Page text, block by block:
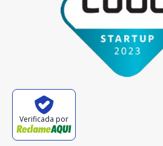
Verificada por